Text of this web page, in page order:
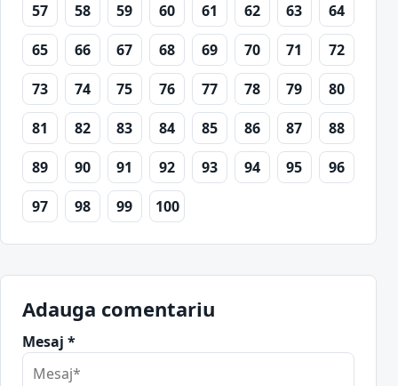
57
58 59 60 61 62 63
64
65
66 67 68 69 70 71
72
73
74 75 76 77 78 79
80
81
82 83 84 85 86 87
88
89
90 91 92 93 94 95
96
97
98 99 100
Adauga comentariu
Mesaj *